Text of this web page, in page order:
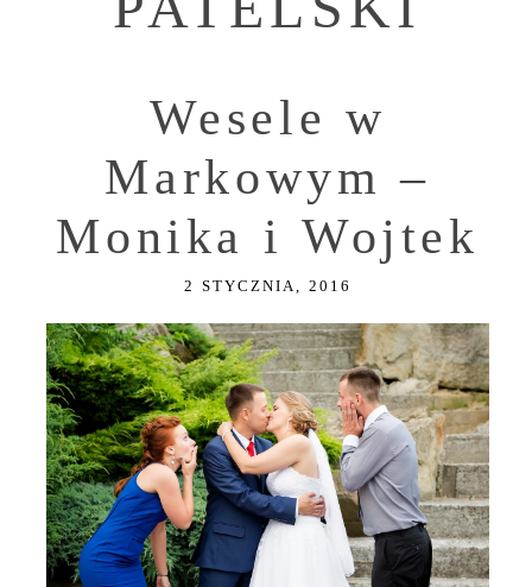
Wesele w
Markowym –
Monika i Wojtek
2 STYCZNIA, 2016